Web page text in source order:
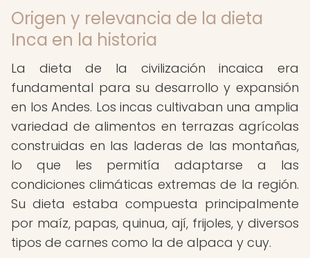
Origen y relevancia de la dieta
Inca en la historia
La dieta de la civilización incaica era
fundamental para su desarrollo y expansión
en los Andes. Los incas cultivaban una amplia
variedad de alimentos en terrazas agrícolas
construidas en las laderas de las montañas,
lo que les permitía adaptarse a las
condiciones climáticas extremas de la región.
Su dieta estaba compuesta principalmente
por maíz, papas, quinua, ají, frijoles, y diversos
tipos de carnes como la de alpaca y cuy.